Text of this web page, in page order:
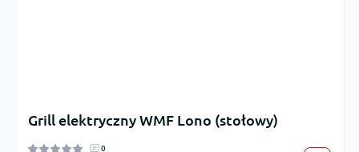
Grill elektryczny WMF Lono (stołowy)
0